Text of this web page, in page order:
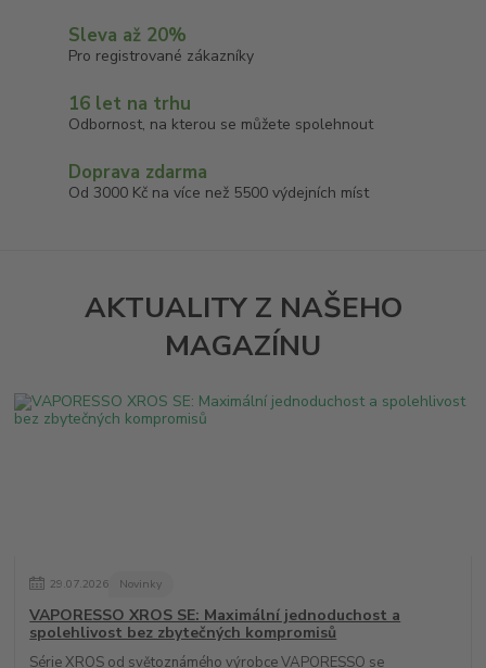
Sleva až 20%
Pro registrované zákazníky
16 let na trhu
Odbornost, na kterou se můžete spolehnout
Doprava zdarma
Od 3000 Kč na více než 5500 výdejních míst
AKTUALITY Z NAŠEHO
MAGAZÍNU
29.07.2026 Novinky
VAPORESSO XROS SE: Maximální jednoduchost a
spolehlivost bez zbytečných kompromisů
Série XROS od světoznámého výrobce VAPORESSO se